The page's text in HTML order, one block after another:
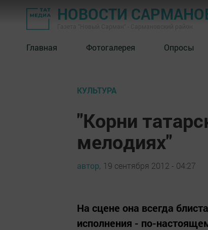
НОВОСТИ
Главная Фотогалерея Опросы
КУЛЬТУРА
"Корни
мелодиях"
автор, 19 сентября 2012 - 04:27
На сцене она всегда
исполнения - по-